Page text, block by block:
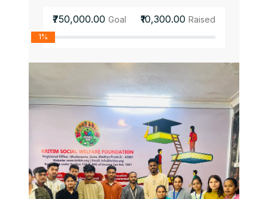
₹750,000.00 Goal ₹10,300.00 Raised
1%